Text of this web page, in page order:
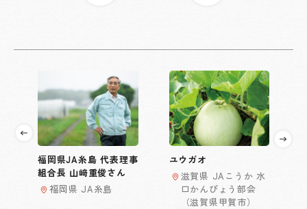
福岡県JA糸島 代表理事
組合長 山﨑重俊さん
福岡県 JA糸島
ユウガオ
滋賀県 JAこうか 水
口かんぴょう部会
（滋賀県甲賀市）